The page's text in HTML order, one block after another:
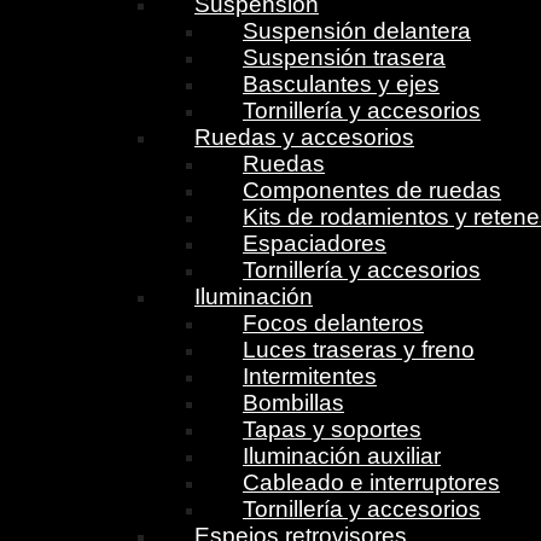
Suspensión delantera
Suspensión trasera
Basculantes y ejes
Tornillería y accesorios
Ruedas y accesorios
Ruedas
Componentes de ruedas
Kits de rodamientos y
Espaciadores
Tornillería y accesorios
Iluminación
Focos delanteros
Luces traseras y freno
Intermitentes
Bombillas
Tapas y soportes
Iluminación auxiliar
Cableado e interruptores
Tornillería y accesorios
Espejos retrovisores